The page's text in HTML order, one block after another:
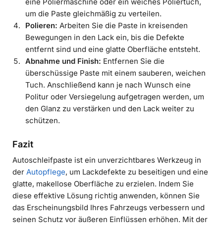
um die Paste gleichmäßig zu verteilen.
Polieren: Arbeiten Sie die Paste in kreisenden
Bewegungen in den Lack ein, bis die Defekte
entfernt sind und eine glatte Oberfläche entsteht.
Abnahme und Finish: Entfernen Sie die
überschüssige Paste mit einem sauberen, weichen
Tuch. Anschließend kann je nach Wunsch eine
Politur oder Versiegelung aufgetragen werden, um
den Glanz zu verstärken und den Lack weiter zu
schützen.
Fazit
Autoschleifpaste ist ein unverzichtbares Werkzeug in
der Autopflege, um Lackdefekte zu beseitigen und eine
glatte, makellose Oberfläche zu erzielen. Indem Sie
diese effektive Lösung richtig anwenden, können Sie
das Erscheinungsbild Ihres Fahrzeugs verbessern und
seinen Schutz vor äußeren Einflüssen erhöhen. Mit der